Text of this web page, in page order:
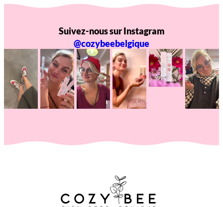
Suivez-nous sur Instagram
@cozybeebelgique